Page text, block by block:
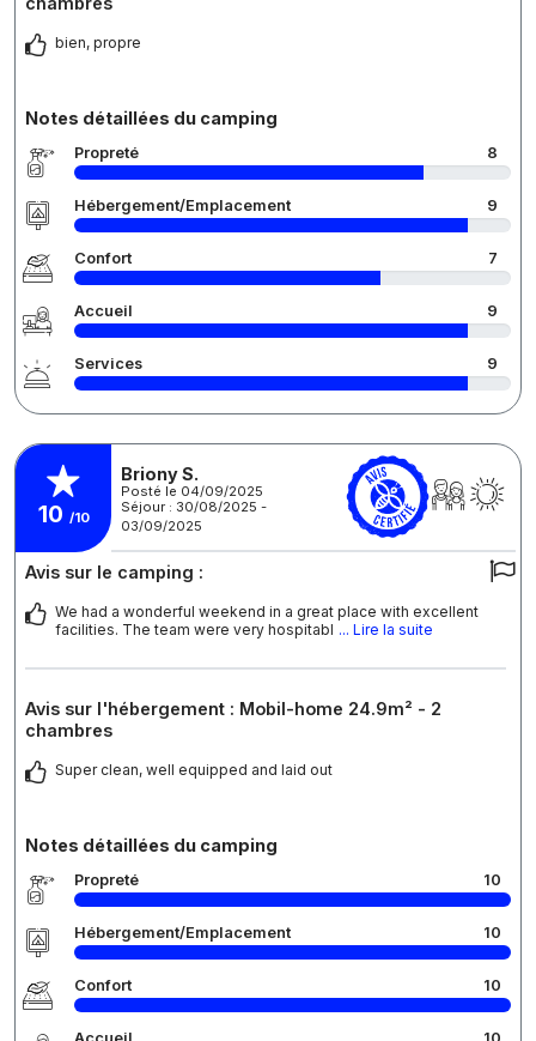
bien, propre
Notes détaillées du camping
Propreté 8
Hébergement/Emplacement 9
Confort 7
Accueil 9
Services 9
10 /10
Briony S.
Posté le 04/09/2025
Séjour : 30/08/2025 -
03/09/2025
Avis sur le camping :
We had a wonderful weekend in a great place with excellent
facilities. The team were very hospitabl ... Lire la suite
Avis sur l'hébergement : Mobil-home 24.9m² - 2
chambres
Super clean, well equipped and laid out
Notes détaillées du camping
Propreté 10
Hébergement/Emplacement 10
Confort 10
Accueil 10